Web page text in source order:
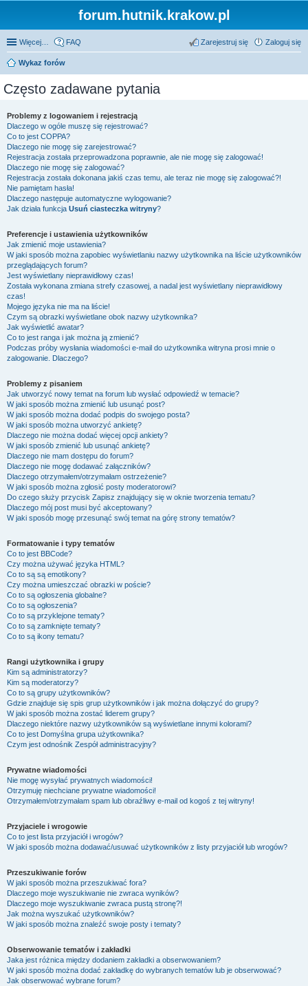
forum.hutnik.krakow.pl
Więcej… FAQ Zaloguj się
Zarejestruj się
Wykaz forów
Często zadawane pytania
Problemy z logowaniem i rejestracją
Dlaczego w ogóle muszę się rejestrować?
Co to jest COPPA?
Dlaczego nie mogę się zarejestrować?
Rejestracja została przeprowadzona poprawnie, ale nie mogę się zalogować!
Dlaczego nie mogę się zalogować?
Rejestracja została dokonana jakiś czas temu, ale teraz nie mogę się zalogować?!
Nie pamiętam hasła!
Dlaczego następuje automatyczne wylogowanie?
Jak działa funkcja Usuń ciasteczka witryny?
Preferencje i ustawienia użytkowników
Jak zmienić moje ustawienia?
W jaki sposób można zapobiec wyświetlaniu nazwy użytkownika na liście użytkowników
przeglądających forum?
Jest wyświetlany nieprawidłowy czas!
Została wykonana zmiana strefy czasowej, a nadal jest wyświetlany nieprawidłowy
czas!
Mojego języka nie ma na liście!
Czym są obrazki wyświetlane obok nazwy użytkownika?
Jak wyświetlić awatar?
Co to jest ranga i jak można ją zmienić?
Podczas próby wysłania wiadomości e-mail do użytkownika witryna prosi mnie o
zalogowanie. Dlaczego?
Problemy z pisaniem
Jak utworzyć nowy temat na forum lub wysłać odpowiedź w temacie?
W jaki sposób można zmienić lub usunąć post?
W jaki sposób można dodać podpis do swojego posta?
W jaki sposób można utworzyć ankietę?
Dlaczego nie można dodać więcej opcji ankiety?
W jaki sposób zmienić lub usunąć ankietę?
Dlaczego nie mam dostępu do forum?
Dlaczego nie mogę dodawać załączników?
Dlaczego otrzymałem/otrzymałam ostrzeżenie?
W jaki sposób można zgłosić posty moderatorowi?
Do czego służy przycisk Zapisz znajdujący się w oknie tworzenia tematu?
Dlaczego mój post musi być akceptowany?
W jaki sposób mogę przesunąć swój temat na górę strony tematów?
Formatowanie i typy tematów
Co to jest BBCode?
Czy można używać języka HTML?
Co to są są emotikony?
Czy można umieszczać obrazki w poście?
Co to są ogłoszenia globalne?
Co to są ogłoszenia?
Co to są przyklejone tematy?
Co to są zamknięte tematy?
Co to są ikony tematu?
Rangi użytkownika i grupy
Kim są administratorzy?
Kim są moderatorzy?
Co to są grupy użytkowników?
Gdzie znajduje się spis grup użytkowników i jak można dołączyć do grupy?
W jaki sposób można zostać liderem grupy?
Dlaczego niektóre nazwy użytkowników są wyświetlane innymi kolorami?
Co to jest Domyślna grupa użytkownika?
Czym jest odnośnik Zespół administracyjny?
Prywatne wiadomości
Nie mogę wysyłać prywatnych wiadomości!
Otrzymuję niechciane prywatne wiadomości!
Otrzymałem/otrzymałam spam lub obraźliwy e-mail od kogoś z tej witryny!
Przyjaciele i wrogowie
Co to jest lista przyjaciół i wrogów?
W jaki sposób można dodawać/usuwać użytkowników z listy przyjaciół lub wrogów?
Przeszukiwanie forów
W jaki sposób można przeszukiwać fora?
Dlaczego moje wyszukiwanie nie zwraca wyników?
Dlaczego moje wyszukiwanie zwraca pustą stronę?!
Jak można wyszukać użytkowników?
W jaki sposób można znaleźć swoje posty i tematy?
Obserwowanie tematów i zakładki
Jaka jest różnica między dodaniem zakładki a obserwowaniem?
W jaki sposób można dodać zakładkę do wybranych tematów lub je obserwować?
Jak obserwować wybrane forum?